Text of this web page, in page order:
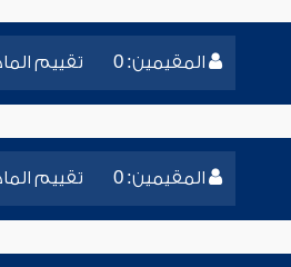
المقيمين: 0 تقييم
المقيمين: 0 تقييم